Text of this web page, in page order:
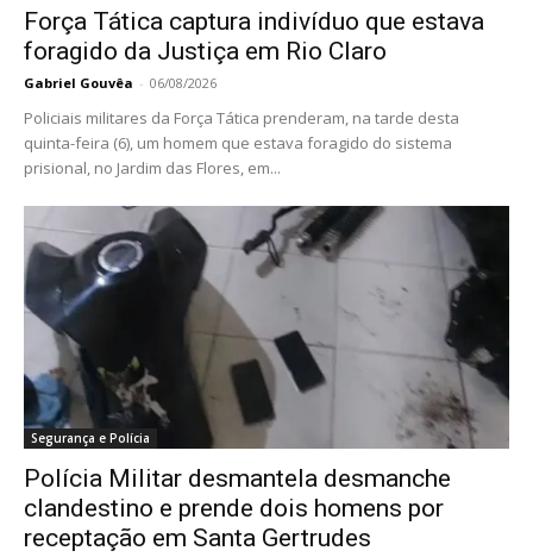
Força Tática captura indivíduo que estava
foragido da Justiça em Rio Claro
Gabriel Gouvêa - 06/08/2026
Policiais militares da Força Tática prenderam, na tarde desta
quinta-feira (6), um homem que estava foragido do sistema
prisional, no Jardim das Flores, em...
Segurança e Polícia
Polícia Militar desmantela desmanche
clandestino e prende dois homens por
receptação em Santa Gertrudes